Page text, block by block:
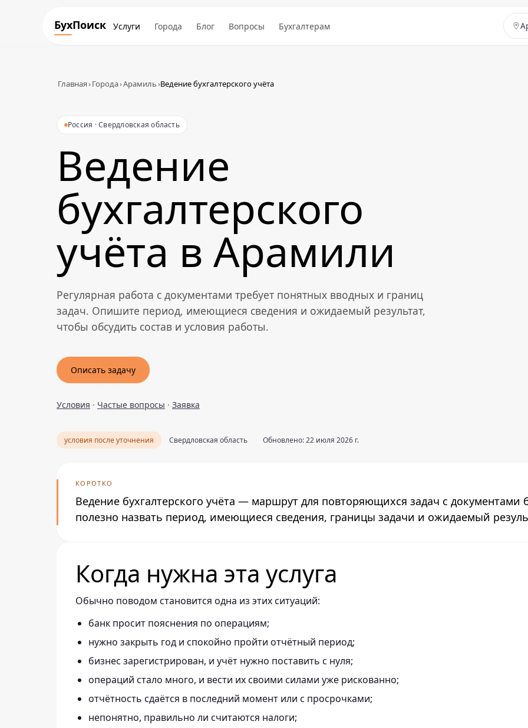
БухПоиск Услуги Города Блог Вопросы Бухгалтерам
Главная›Города›Арамиль›Ведение бухгалтерского учёта
Россия · Свердловская область
Ведение
бухгалтерского
учёта в Арамили
Регулярная работа с документами требует понятных вводных и границ
задач. Опишите период, имеющиеся сведения и ожидаемый результат,
чтобы обсудить состав и условия работы.
Описать задачу
Условия · Частые вопросы · Заявка
условия после уточнения Свердловская область Обновлено: 22 июля 2026 г.
КОРОТКО
Ведение бухгалтерского учёта — маршрут для повторяющихся задач с документами
полезно назвать период, имеющиеся сведения, границы задачи и ожидаемый
Когда нужна эта услуга
Обычно поводом становится одна из этих ситуаций:
банк просит пояснения по операциям;
нужно закрыть год и спокойно пройти отчётный период;
бизнес зарегистрирован, и учёт нужно поставить с нуля;
операций стало много, и вести их своими силами уже рискованно;
отчётность сдаётся в последний момент или с просрочками;
непонятно, правильно ли считаются налоги;